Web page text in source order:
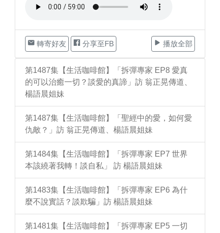
轉寄好友 分享至FB 播放全部
第1487集【生活咖啡館】「拆彈專家 EP8 愛真
的可以治癒一切？談愛的真諦」訪 翁正晃傳道、
楊語晨姐妹
第1487集【生活咖啡館】「聖經中的愛，如何愛
仇敵？」訪 翁正晃傳道、楊語晨姐妹
第1484集【生活咖啡館】「拆彈專家 EP7 世界
本該繞著我轉！談自私」 訪 楊語晨姐妹
第1483集【生活咖啡館】「拆彈專家 EP6 為什
麼不說實話？談欺騙」訪 楊語晨姐妹
第1481集【生活咖啡館】「拆彈專家 EP5 一切